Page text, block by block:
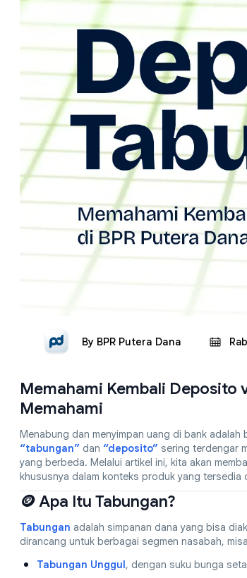
By BPR Putera Dana
Memahami Kembali Deposito
Memahami
Menabung dan menyimpan uang di bank
“tabungan” dan “deposito” sering terdengar
yang berbeda. Melalui artikel ini, kita akan
khususnya dalam konteks produk yang tersedia
🪙 Apa Itu Tabungan?
Tabungan adalah simpanan dana yang bisa
dirancang untuk berbagai segmen nasabah,
Tabungan Unggul, dengan suku bunga